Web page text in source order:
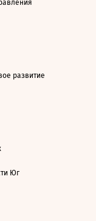
развитие
Юг